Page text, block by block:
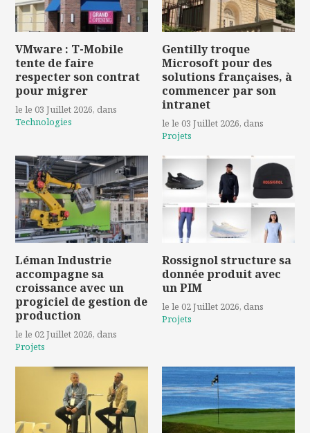
VMware : T-Mobile
tente de faire
respecter son contrat
pour migrer
le le 03 Juillet 2026, dans
Technologies
Gentilly troque
Microsoft pour des
solutions françaises, à
commencer par son
intranet
le le 03 Juillet 2026, dans
Projets
Léman Industrie
accompagne sa
croissance avec un
progiciel de gestion de
production
le le 02 Juillet 2026, dans
Projets
Rossignol structure sa
donnée produit avec
un PIM
le le 02 Juillet 2026, dans
Projets